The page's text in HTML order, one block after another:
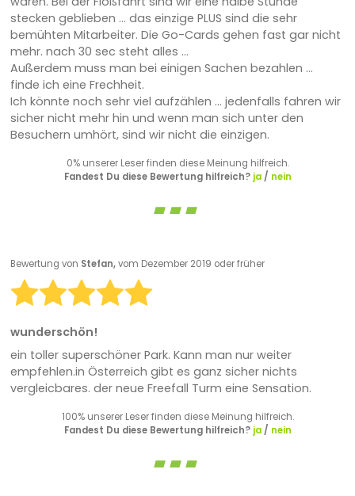
stecken geblieben ... das einzige PLUS sind die sehr
bemühten Mitarbeiter. Die Go-Cards gehen fast gar nicht
mehr. nach 30 sec steht alles ...
Außerdem muss man bei einigen Sachen bezahlen ...
finde ich eine Frechheit.
Ich könnte noch sehr viel aufzählen ... jedenfalls fahren wir
sicher nicht mehr hin und wenn man sich unter den
Besuchern umhört, sind wir nicht die einzigen.
0% unserer Leser finden diese Meinung hilfreich.
Fandest Du diese Bewertung hilfreich? ja/ nein
Bewertung von Stefan,vom Dezember 2019 oder früher
wunderschön!
ein toller superschöner Park. Kann man nur weiter
empfehlen.in Österreich gibt es ganz sicher nichts
vergleicbares. der neue Freefall Turm eine Sensation.
100% unserer Leser finden diese Meinung hilfreich.
Fandest Du diese Bewertung hilfreich? ja/ nein